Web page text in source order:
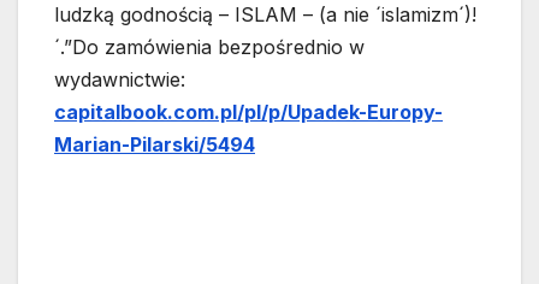
ludzką godnością – ISLAM – (a nie ´islamizm´)!
´.”Do zamówienia bezpośrednio w
wydawnictwie:
capitalbook.com.pl/pl/p/Upadek-Europy-
Marian-Pilarski/5494